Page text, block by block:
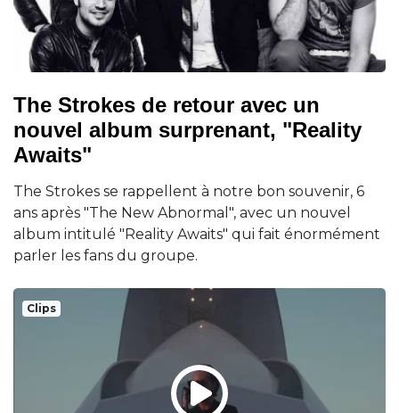
The Strokes de retour avec un
nouvel album surprenant, "Reality
Awaits"
The Strokes se rappellent à notre bon souvenir, 6
ans après "The New Abnormal", avec un nouvel
album intitulé "Reality Awaits" qui fait énormément
parler les fans du groupe.
Clips